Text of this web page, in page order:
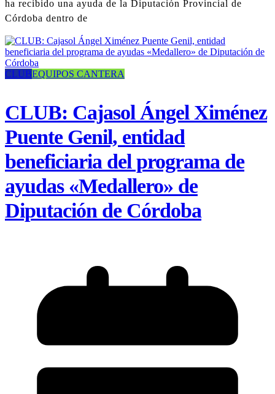
ha recibido una ayuda de la Diputación Provincial de
Córdoba dentro de
CLUBEQUIPOS CANTERA
CLUB: Cajasol Ángel Ximénez
Puente Genil, entidad
beneficiaria del programa de
ayudas «Medallero» de
Diputación de Córdoba